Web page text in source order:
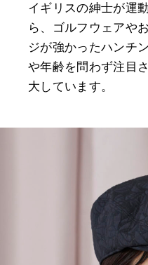
イギリスの紳士が運
ら、ゴルフウェアや
ジが強かったハンチ
や年齢を問わず注目
大しています。